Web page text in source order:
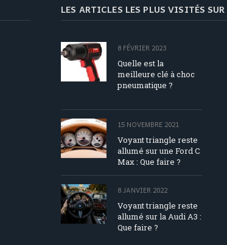
LES ARTICLES LES PLUS VISITÉS
8 FÉVRIER 2023
Quelle est la
meilleure clé à choc
pneumatique ?
15 NOVEMBRE 2021
Voyant triangle reste
allumé sur une Ford C
Max : Que faire ?
8 JANVIER 2022
Voyant triangle reste
allumé sur la Audi A3 :
Que faire ?